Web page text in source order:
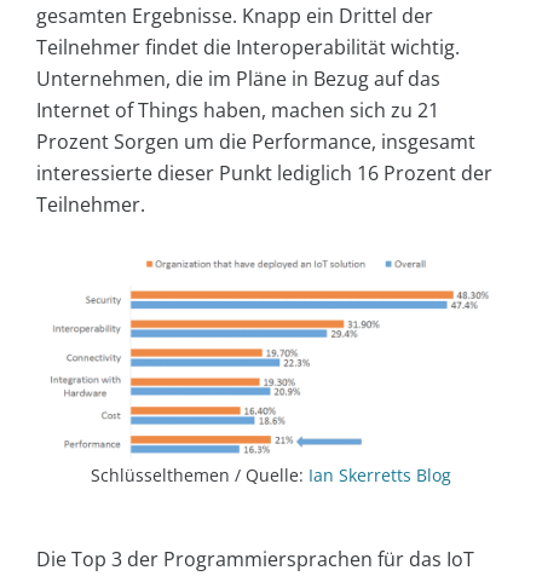
gesamten Ergebnisse. Knapp ein Drittel der
Teilnehmer findet die Interoperabilität wichtig.
Unternehmen, die im Pläne in Bezug auf das
Internet of Things haben, machen sich zu 21
Prozent Sorgen um die Performance, insgesamt
interessierte dieser Punkt lediglich 16 Prozent der
Teilnehmer.
Schlüsselthemen / Quelle: Ian Skerretts Blog
Die Top 3 der Programmiersprachen für das IoT